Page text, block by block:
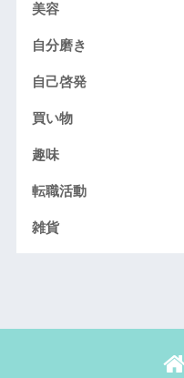
美容
自分磨き
自己啓発
買い物
趣味
転職活動
雑貨